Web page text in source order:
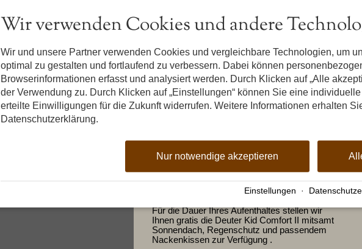
Produkt
Hochstuhl
So sind Ihre Kleinkinder beim Essen mit am
Tisch. Die ganz Kleinen sind gut im weissen
Hochstuhl aufgehoben, die etwas älteren sind
meist mit der Sitzerhöhung besser bedient.
Produkt
Kindertrage (Deuter Kid
Für die Dauer Ihres Aufenthaltes stellen wir
Ihnen gratis die Deuter Kid Comfort II mitsamt
Sonnendach, Regenschutz und passendem
Nackenkissen zur Verfügung .
Wir verwenden Cookies und andere
Wir und unsere Partner verwenden Cookies und vergleichbare Technologien, um
optimal zu gestalten und fortlaufend zu verbessern. Dabei können
Browserinformationen erfasst und analysiert werden. Durch Klicken auf „Alle
der Verwendung zu. Durch Klicken auf „Einstellungen“ können Sie eine
erteilte Einwilligungen für die Zukunft widerrufen. Weitere Informationen erhalten
Datenschutzerklärung.
Nur notwendige akzeptieren
Einstellungen ·